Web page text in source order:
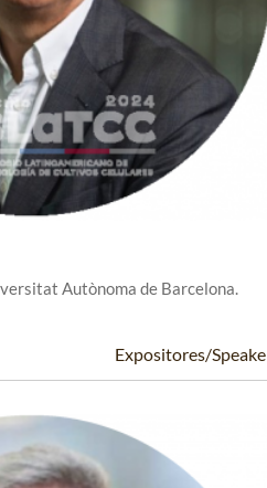
Autònoma de Barcelona.
Expositores/